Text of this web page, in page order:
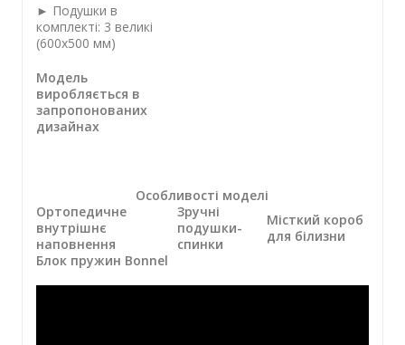
► Подушки в
комплекті: 3 великі
(600х500 мм)
Модель
виробляється в
запропонованих
дизайнах
Особливості моделі
Ортопедичне
внутрішнє
наповнення
Зручні
подушки-
спинки
Місткий короб
для білизни
Блок пружин Bonnel